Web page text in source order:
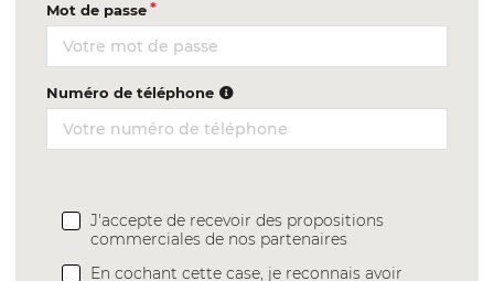
Mot de passe
Numéro de téléphone
J'accepte de recevoir des propositions
commerciales de nos partenaires
En cochant cette case, je reconnais avoir